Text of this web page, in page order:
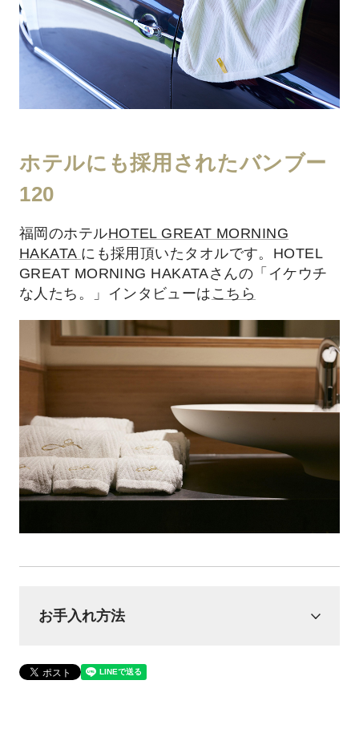
ホテルにも採用されたバンブー
120
福岡のホテルHOTEL GREAT MORNING
HAKATA にも採用頂いたタオルです。HOTEL
GREAT MORNING HAKATAさんの「イケウチ
な人たち。」インタビューは こちら
お手入れ方法